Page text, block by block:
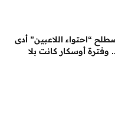
“احتواء اللاعبين” أدى
أوسكار كانت بلا